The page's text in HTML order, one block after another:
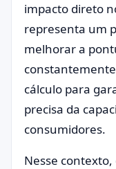
impacto direto
representa um
melhorar a
cálculo para
precisa da
consumidores.
Nesse contexto,